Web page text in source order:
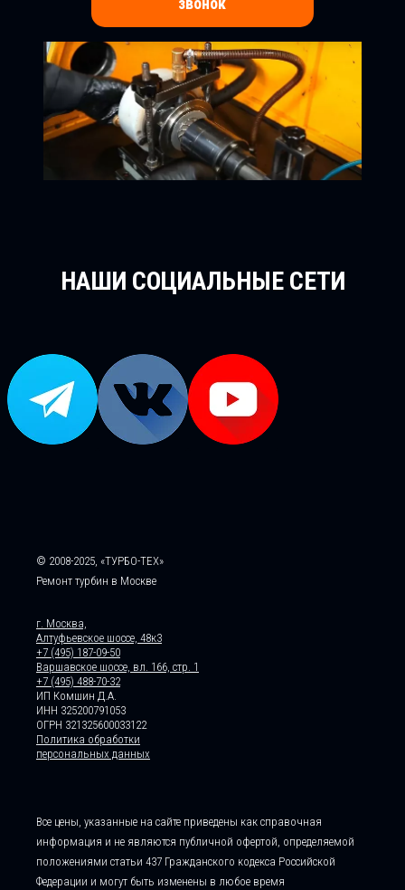
НАШИ СОЦИАЛЬНЫЕ СЕТИ
© 2008-2025, «ТУРБО-ТЕХ»
Ремонт турбин в Москве
г. Москва,
Алтуфьевское шоссе, 48к3
+7 (495) 187-09-50
Варшавское шоссе, вл. 166, стр. 1
+7 (495) 488-70-32
ИП Комшин Д.А.
ИНН 325200791053
ОГРН 321325600033122
Политика обработки
персональных данных
Все цены, указанные на сайте приведены как справочная
информация и не являются публичной офертой, определяемой
положениями статьи 437 Гражданского кодекса Российской
Федерации и могут быть изменены в любое время